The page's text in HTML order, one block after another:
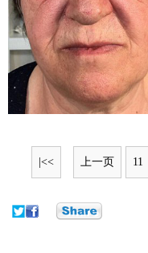
|<< 上一页 11